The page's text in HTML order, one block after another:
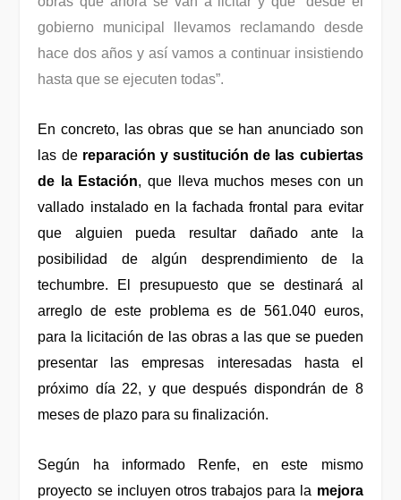
gobierno municipal llevamos reclamando desde
hace dos años y así vamos a continuar insistiendo
hasta que se ejecuten todas”.
En concreto, las obras que se han anunciado son
las de reparación y sustitución de las cubiertas
de la Estación, que lleva muchos meses con un
vallado instalado en la fachada frontal para evitar
que alguien pueda resultar dañado ante la
posibilidad de algún desprendimiento de la
techumbre. El presupuesto que se destinará al
arreglo de este problema es de 561.040 euros,
para la licitación de las obras a las que se pueden
presentar las empresas interesadas hasta el
próximo día 22, y que después dispondrán de 8
meses de plazo para su finalización.
Según ha informado Renfe, en este mismo
proyecto se incluyen otros trabajos para la mejora